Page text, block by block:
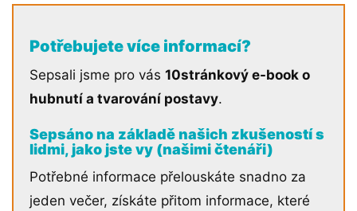
Potřebujete více informací?
Sepsali jsme pro vás 10stránkový e-book o
hubnutí a tvarování postavy.
Sepsáno na základě našich zkušeností s
lidmi, jako jste vy (našimi čtenáři)
Potřebné informace přelouskáte snadno za
jeden večer, získáte přitom informace, které